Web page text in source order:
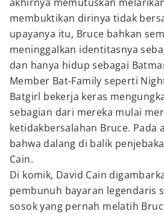
membuktikan dirinya tidak
upayanya itu, Bruce bahkan
meninggalkan identitasnya
dan hanya hidup sebagai
Member Bat-Family seperti
Batgirl bekerja keras
sebagian dari mereka mulai
ketidakbersalahan Bruce. Pada
bahwa dalang di balik
Cain.
Di komik, David Cain
pembunuh bayaran legendaris
sosok yang pernah melatih